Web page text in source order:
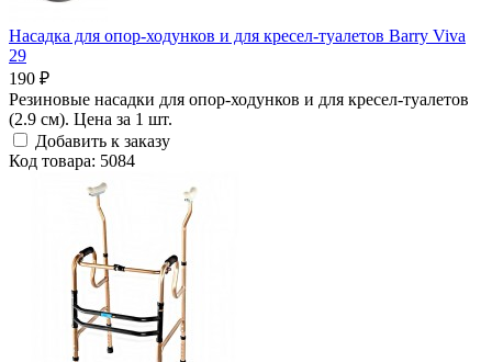
Насадка для опор-ходунков и для кресел-туалетов Barry Viva
29
190 ₽
Резиновые насадки для опор-ходунков и для кресел-туалетов
(2.9 см). Цена за 1 шт.
Добавить к заказу
Код товара: 5084